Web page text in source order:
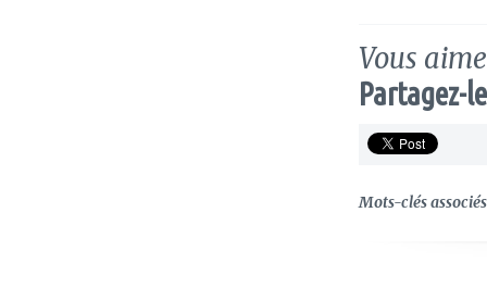
Vous
Partagez-
Mots-clés